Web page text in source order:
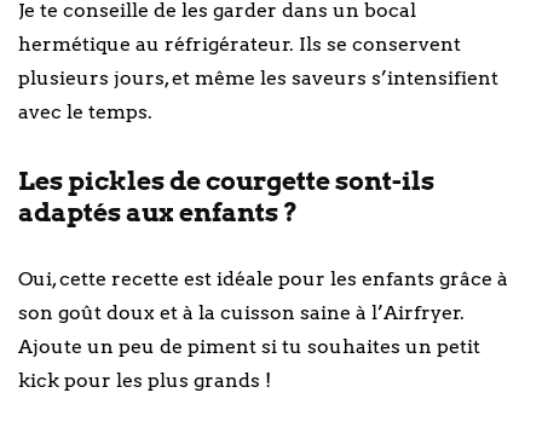
Je te conseille de les garder dans un bocal
hermétique au réfrigérateur. Ils se conservent
plusieurs jours, et même les saveurs s’intensifient
avec le temps.
Les pickles de courgette sont-ils
adaptés aux enfants ?
Oui, cette recette est idéale pour les enfants grâce à
son goût doux et à la cuisson saine à l’Airfryer.
Ajoute un peu de piment si tu souhaites un petit
kick pour les plus grands !